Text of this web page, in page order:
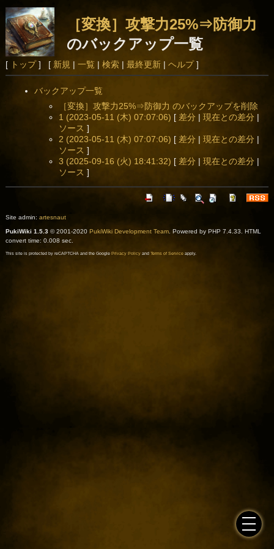
［変換］攻撃力25%⇒防御力
のバックアップ一覧
[ トップ] [ 新規 | 一覧 | 検索| 最終更新| ヘルプ]
バックアップ一覧
［変換］攻撃力25%⇒防御力 のバックアップを削除
1 (2023-05-11 (木) 07:07:06) [ 差分 |現在との差分 |
ソース ]
2 (2023-05-11 (木) 07:07:06) [ 差分 |現在との差分 |
ソース ]
3 (2025-09-16 (火) 18:41:32) [ 差分 |現在との差分 |
ソース ]
Site admin: artesnaut
PukiWiki 1.5.3© 2001-2020 PukiWiki Development Team. Powered by PHP 7.4.33. HTML
convert time: 0.008 sec.
This site is protected by reCAPTCHA and the Google Privacy Policyand Terms of Serviceapply.